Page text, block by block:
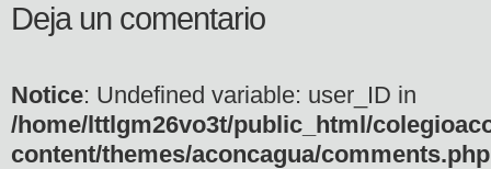
Deja un comentario
Notice: Undefined variable: user_ID in
/home/lttlgm26vo3t/public_html/
content/themes/aconcagua/comments.php